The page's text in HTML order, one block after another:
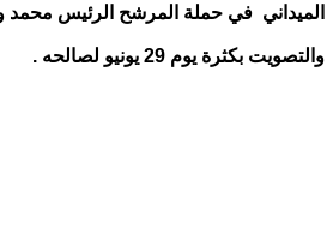
الميداني في حملة المرشح الرئيس محمد
والتصويت بكثرة يوم 29 يونيو لصالحه .